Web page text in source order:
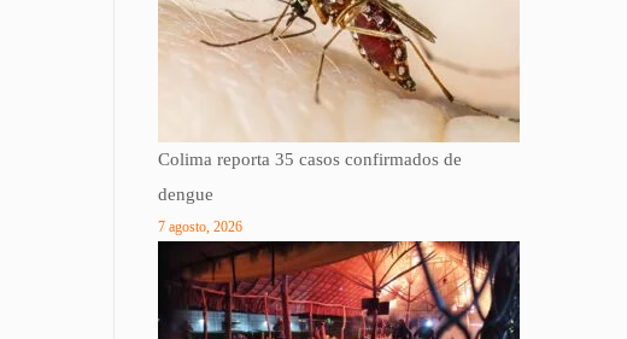
Colima reporta 35 casos confirmados de
dengue
7 agosto, 2026